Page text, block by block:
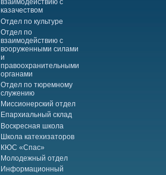
взаимодействию с
казачеством
Отдел по культуре
Отдел по
взаимодействию с
вооруженными силами
и
правоохранительными
органами
Отдел по тюремному
служению
Миссионерский отдел
Епархиальный склад
Воскресная школа
Школа катехизаторов
КЮС «Спас»
Молодежный отдел
Информационный